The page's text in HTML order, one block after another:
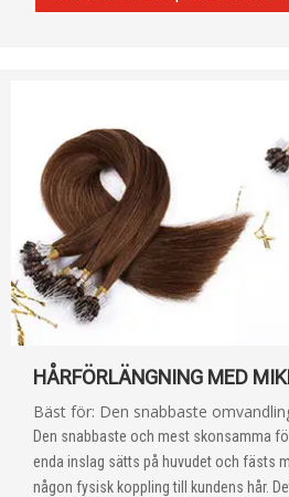
HÅRFÖRLÄNGNING MED
Bäst för: Den snabbaste
Den snabbaste och mest skonsamma
enda inslag sätts på huvudet och fästs
någon fysisk koppling till kundens hår.